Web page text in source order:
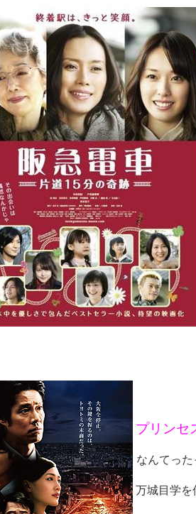
プリンセ
なんてった
万城目学を